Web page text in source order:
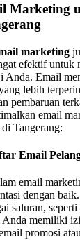
Marketing
marketing
efektif untuk
Anda. Email
lebih
pembaruan
email
Tangerang:
Email
email
dengan
saluran,
Anda memiliki
promosi